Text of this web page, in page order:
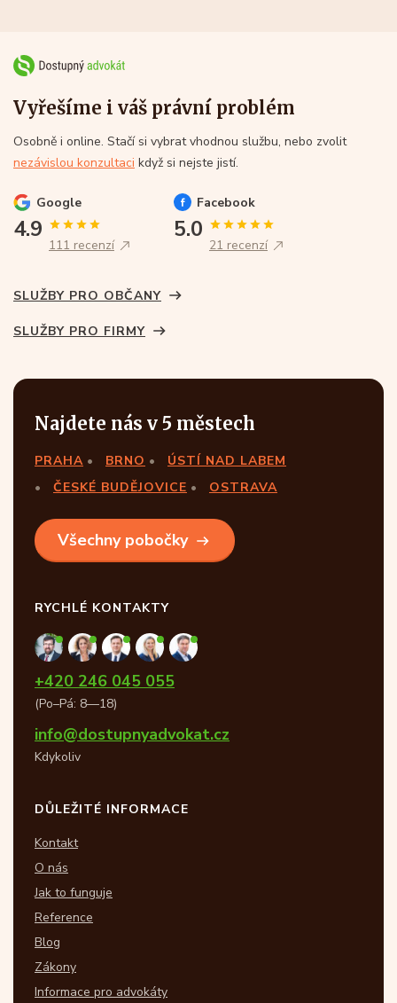
Vyřešíme i váš právní problém
Osobně i online. Stačí si vybrat vhodnou službu, nebo zvolit
nezávislou konzultaci když si nejste jistí.
Google
4.9
111 recenzí
Facebook
5.0
21 recenzí
SLUŽBY PRO OBČANY
SLUŽBY PRO FIRMY
Najdete nás v 5 městech
PRAHA BRNO
ÚSTÍ NAD LABEM
ČESKÉ BUDĚJOVICE
OSTRAVA
Všechny pobočky
RYCHLÉ KONTAKTY
+420 246 045 055
(Po–Pá: 8—18)
info@dostupnyadvokat.cz
Kdykoliv
DŮLEŽITÉ INFORMACE
Kontakt
O nás
Jak to funguje
Reference
Blog
Zákony
Informace pro advokáty